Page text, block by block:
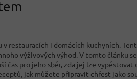
restauracích i domácích kuchyních.
výživových výhod. V tomto článku se
čas pro jeho sběr, zda jej lze vypěstovat
jak můžete připravit chřest jako